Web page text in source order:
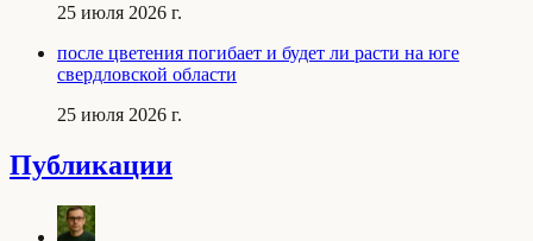
25 июля 2026 г.
после цветения погибает и будет ли расти на юге
свердловской области
25 июля 2026 г.
Публикации